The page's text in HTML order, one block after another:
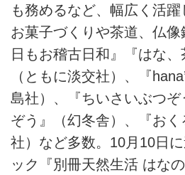
も務めるなど、幅広く活
お菓子づくりや茶道、仏
日もお稽古日和』『はな、
（ともに淡交社）、『
島社）、『ちいさいぶつ
ぞう』（幻冬舎）、『お
社）など多数。10月10日
ック『別冊天然生活 はな